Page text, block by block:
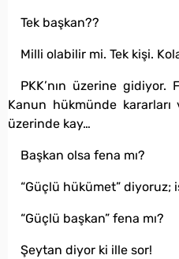
Tek başkan??
Milli olabilir mi. Tek kişi.
PKK’nın üzerine gidiyor.
Kanun hükmünde
üzerinde kay…
Başkan olsa fena mı?
“Güçlü hükümet” diyoruz;
“Güçlü başkan” fena mı?
Şeytan diyor ki ille sor!